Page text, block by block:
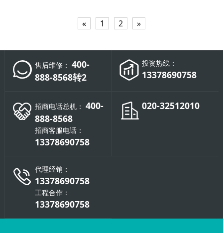
« 1 2 »
售后维修： 400-
888-8568转2
投资热线：
13378690758
招商电话总机： 400-
888-8568
招商客服电话：
13378690758
020-32512010
代理经销：
13378690758
工程合作：
13378690758